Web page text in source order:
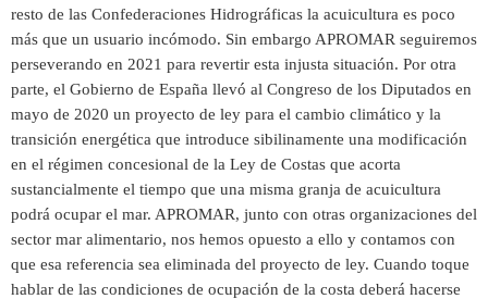
resto de las Confederaciones Hidrográficas la acuicultura es poco
más que un usuario incómodo. Sin embargo APROMAR seguiremos
perseverando en 2021 para revertir esta injusta situación. Por otra
parte, el Gobierno de España llevó al Congreso de los Diputados en
mayo de 2020 un proyecto de ley para el cambio climático y la
transición energética que introduce sibilinamente una modificación
en el régimen concesional de la Ley de Costas que acorta
sustancialmente el tiempo que una misma granja de acuicultura
podrá ocupar el mar. APROMAR, junto con otras organizaciones del
sector mar alimentario, nos hemos opuesto a ello y contamos con
que esa referencia sea eliminada del proyecto de ley. Cuando toque
hablar de las condiciones de ocupación de la costa deberá hacerse